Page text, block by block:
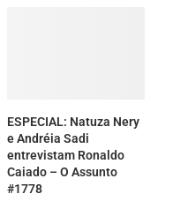
ESPECIAL: Natuza Nery
e Andréia Sadi
entrevistam Ronaldo
Caiado – O Assunto
#1778